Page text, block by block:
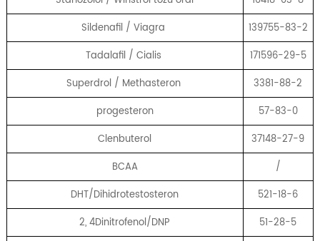
Sildenafil / Viagra
139755-83-2
Tadalafil / Cialis
171596-29-5
Superdrol / Methasteron
3381-88-2
progesteron
57-83-0
Clenbuterol
37148-27-9
BCAA
/
DHT/Dihidrotestosteron
521-18-6
2, 4Dinitrofenol/DNP
51-28-5